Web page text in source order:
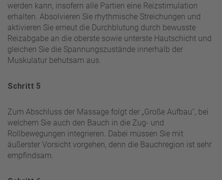
werden kann, insofern alle Partien eine Reizstimulation
erhalten. Absolvieren Sie rhythmische Streichungen und
aktivieren Sie erneut die Durchblutung durch bewusste
Reizabgabe an die oberste sowie unterste Hautschicht und
gleichen Sie die Spannungszustände innerhalb der
Muskulatur behutsam aus.
Schritt 5
Zum Abschluss der Massage folgt der „Große Aufbau“, bei
welchem Sie auch den Bauch in die Zug- und
Rollbewegungen integrieren. Dabei müssen Sie mit
äußerster Vorsicht vorgehen, denn die Bauchregion ist sehr
empfindsam.